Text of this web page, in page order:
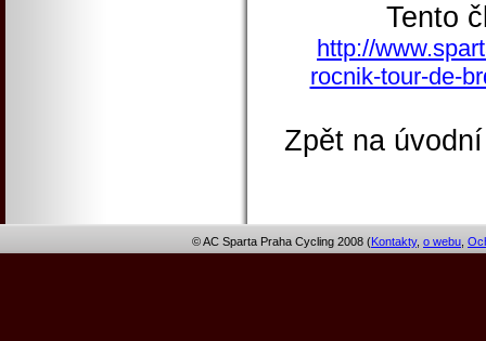
Tento
http://
rocnik-tour-de-
Zpět na
© AC Sparta Praha Cycling 2008 (Kontakty, o webu